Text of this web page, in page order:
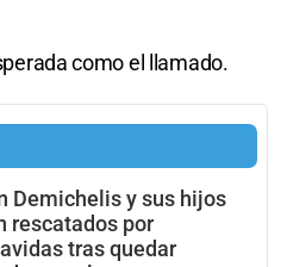
como el llamado.
Demichelis y sus hijos
rescatados por
tras quedar